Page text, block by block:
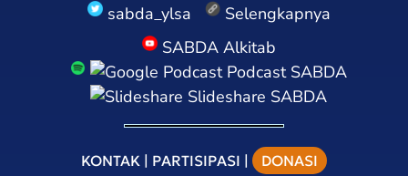
sabda_ylsa
Selengkapnya
SABDA Alkitab
Podcast SABDA
Slideshare SABDA
KONTAK | PARTISIPASI | DONASI